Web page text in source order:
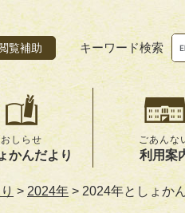
覧補助 キーワード検索
カ
ス
タ
ム
検
索
おしらせ
かんだより
ごあんな
利用案
> 2024年 > 2024年としょか